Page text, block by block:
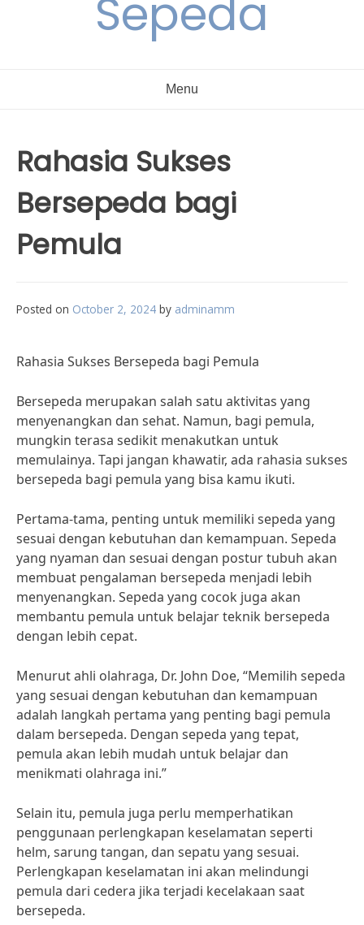
Sepeda
Menu
Rahasia Sukses
Bersepeda bagi
Pemula
Posted on October 2, 2024 by adminamm
Rahasia Sukses Bersepeda bagi Pemula
Bersepeda merupakan salah satu aktivitas yang
menyenangkan dan sehat. Namun, bagi pemula,
mungkin terasa sedikit menakutkan untuk
memulainya. Tapi jangan khawatir, ada rahasia sukses
bersepeda bagi pemula yang bisa kamu ikuti.
Pertama-tama, penting untuk memiliki sepeda yang
sesuai dengan kebutuhan dan kemampuan. Sepeda
yang nyaman dan sesuai dengan postur tubuh akan
membuat pengalaman bersepeda menjadi lebih
menyenangkan. Sepeda yang cocok juga akan
membantu pemula untuk belajar teknik bersepeda
dengan lebih cepat.
Menurut ahli olahraga, Dr. John Doe, “Memilih sepeda
yang sesuai dengan kebutuhan dan kemampuan
adalah langkah pertama yang penting bagi pemula
dalam bersepeda. Dengan sepeda yang tepat,
pemula akan lebih mudah untuk belajar dan
menikmati olahraga ini.”
Selain itu, pemula juga perlu memperhatikan
penggunaan perlengkapan keselamatan seperti
helm, sarung tangan, dan sepatu yang sesuai.
Perlengkapan keselamatan ini akan melindungi
pemula dari cedera jika terjadi kecelakaan saat
bersepeda.